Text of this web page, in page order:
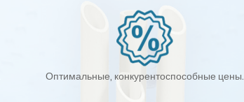
Оптимальные, конкурентоспособные цены.